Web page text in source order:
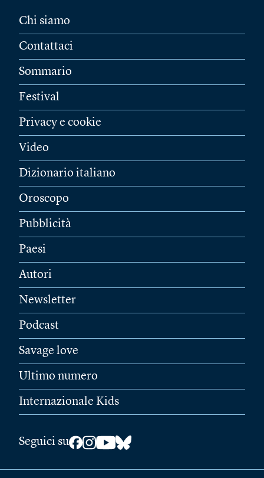
Chi siamo
Contattaci
Sommario
Festival
Privacy e cookie
Video
Dizionario italiano
Oroscopo
Pubblicità
Paesi
Autori
Newsletter
Podcast
Savage love
Ultimo numero
Internazionale Kids
Seguici su